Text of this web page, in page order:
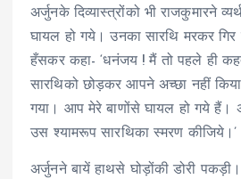
अर्जुनके दिव्यास्त्रोंको भी राजकुमारने
घायल हो गये। उनका सारथि मरकर गिर
हँसकर कहा- ‘धनंजय ! मैं तो पहले ही
सारथिको छोड़कर आपने अच्छा नहीं
गया। आप मेरे बाणोंसे घायल हो गये हैं।
उस श्यामरूप सारथिका स्मरण कीजिये।’
अर्जुनने बायें हाथसे घोड़ोंकी डोरी